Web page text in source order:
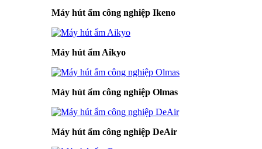
Máy hút ẩm công nghiệp Ikeno
Máy hút ẩm Aikyo
Máy hút ẩm công nghiệp Olmas
Máy hút ẩm công nghiệp DeAir